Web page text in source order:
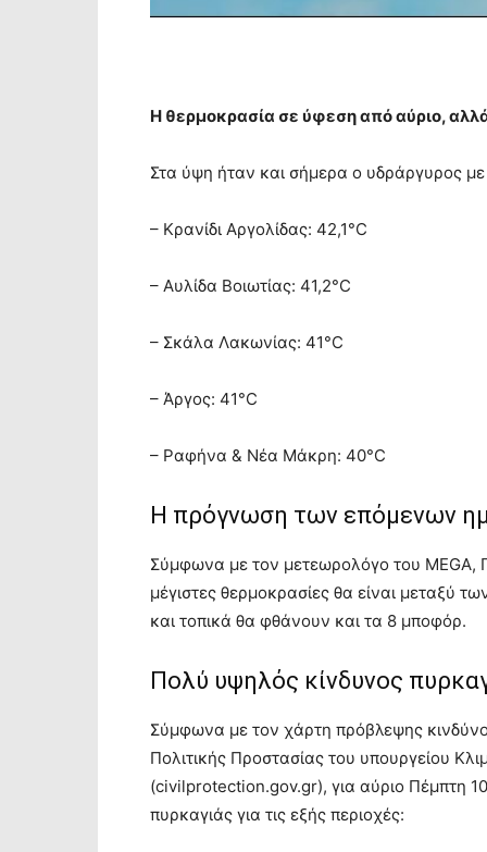
Η θερμοκρασία σε ύφεση από αύριο,
Στα ύψη ήταν και σήμερα ο υδράργυρος
– Κρανίδι Αργολίδας: 42,1°C
– Αυλίδα Βοιωτίας: 41,2°C
– Σκάλα Λακωνίας: 41°C
– Άργος: 41°C
– Ραφήνα & Νέα Μάκρη: 40°C
Η πρόγνωση των επόμενων
Σύμφωνα με τον μετεωρολόγο του MEGA,
μέγιστες θερμοκρασίες θα είναι μεταξύ
και τοπικά θα φθάνουν και τα 8 μποφόρ.
Πολύ υψηλός κίνδυνος
Σύμφωνα με τον χάρτη πρόβλεψης
Πολιτικής Προστασίας του υπουργείου
(civilprotection.gov.gr), για αύριο Πέμπτη
πυρκαγιάς για τις εξής περιοχές: